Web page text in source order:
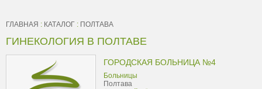
ГЛАВНАЯ : КАТАЛОГ : ПОЛТАВА
ГИНЕКОЛОГИЯ В ПОЛТАВЕ
ГОРОДСКАЯ БОЛЬНИЦА №4
Больницы
Полтава